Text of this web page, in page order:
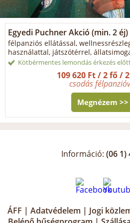
Egyedi Puchner Akció (min. 2 éj)
félpanziós ellátással,
használattal, játszótérrel,
Kötbérmentes lemondás érkezés
109 620 Ft / 2 fő /
csodás
Megnézem >>
Információ: (06 1)
ÁFF | Adatvédelem | Jogi